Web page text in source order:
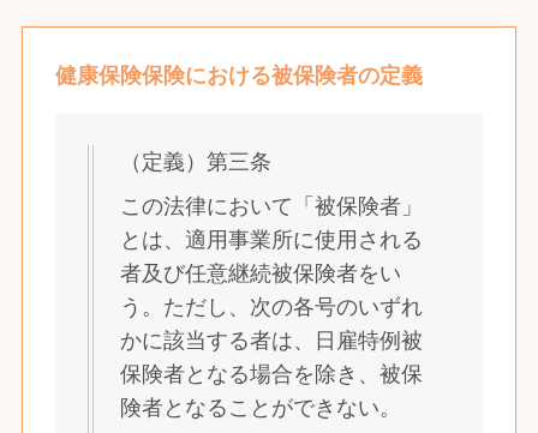
健康保険保険における被保険者の定義
（定義）第三条
この法律において「被保険者」
とは、適用事業所に使用される
者及び任意継続被保険者をい
う。ただし、次の各号のいずれ
かに該当する者は、日雇特例被
保険者となる場合を除き、被保
険者となることができない。